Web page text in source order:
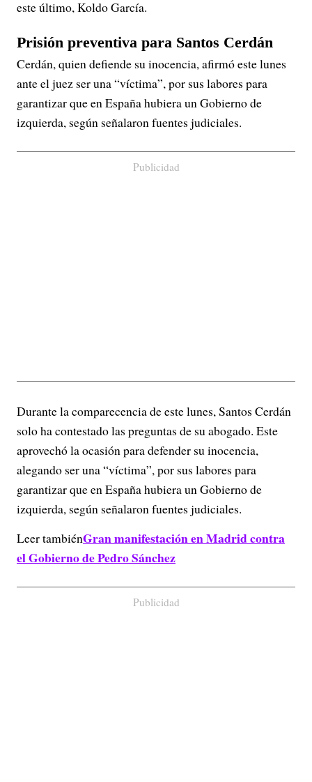
este último, Koldo García.
Prisión preventiva para Santos Cerdán
Cerdán, quien defiende su inocencia, afirmó este lunes
ante el juez ser una “víctima”, por sus labores para
garantizar que en España hubiera un Gobierno de
izquierda, según señalaron fuentes judiciales.
Publicidad
Durante la comparecencia de este lunes, Santos Cerdán
solo ha contestado las preguntas de su abogado. Este
aprovechó la ocasión para defender su inocencia,
alegando ser una “víctima”, por sus labores para
garantizar que en España hubiera un Gobierno de
izquierda, según señalaron fuentes judiciales.
Leer tambiénGran manifestación en Madrid contra
el Gobierno de Pedro Sánchez
Publicidad